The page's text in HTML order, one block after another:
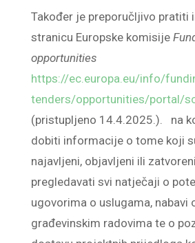
Također je preporučljivo pratiti
stranicu Europske komisije
opportunities
https://ec.europa.eu/info/
tenders/opportunities/portal/
(pristupljeno 14.4.2025.). na
dobiti informacije o tome koji
najavljeni, objavljeni ili
pregledavati svi natječaji o
ugovorima o uslugama, nabavi
građevinskim radovima te o